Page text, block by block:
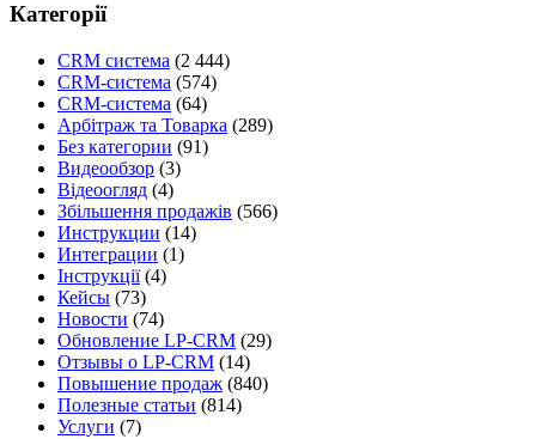
Категорії
CRM система (2 444)
CRM-система (574)
CRM-система (64)
Арбітраж та Товарка (289)
Без категории (91)
Видеообзор (3)
Відеоогляд (4)
Збільшення продажів (566)
Инструкции (14)
Интеграции (1)
Інструкції(4)
Кейсы (73)
Новости (74)
Обновление LP-CRM (29)
Отзывы о LP-CRM (14)
Повышение продаж (840)
Полезные статьи (814)
Услуги (7)